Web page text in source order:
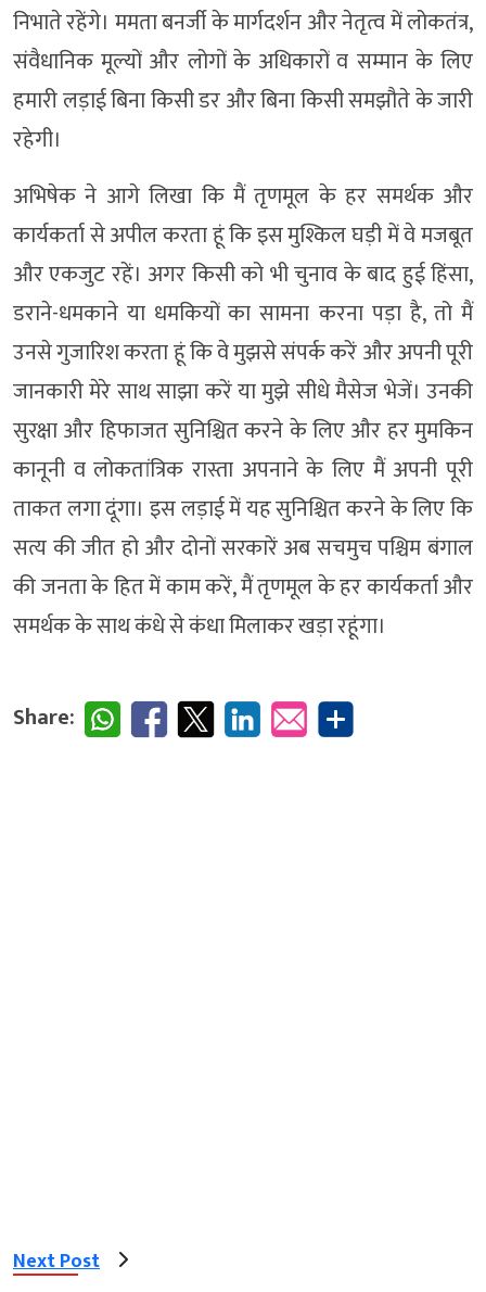
निभाते रहेंगे। ममता बनर्जी के मार्गदर्शन और नेतृत्व में लोकतंत्र,
संवैधानिक मूल्यों और लोगों के अधिकारों व सम्मान के लिए
हमारी लड़ाई बिना किसी डर और बिना किसी समझौते के जारी
रहेगी।
अभिषेक ने आगे लिखा कि मैं तृणमूल के हर समर्थक और
कार्यकर्ता से अपील करता हूं कि इस मुश्किल घड़ी में वे मजबूत
और एकजुट रहें। अगर किसी को भी चुनाव के बाद हुई हिंसा,
डराने-धमकाने या धमकियों का सामना करना पड़ा है, तो मैं
उनसे गुजारिश करता हूं कि वे मुझसे संपर्क करें और अपनी पूरी
जानकारी मेरे साथ साझा करें या मुझे सीधे मैसेज भेजें। उनकी
सुरक्षा और हिफाजत सुनिश्चित करने के लिए और हर मुमकिन
कानूनी व लोकतांत्रिक रास्ता अपनाने के लिए मैं अपनी पूरी
ताकत लगा दूंगा। इस लड़ाई में यह सुनिश्चित करने के लिए कि
सत्य की जीत हो और दोनों सरकारें अब सचमुच पश्चिम बंगाल
की जनता के हित में काम करें, मैं तृणमूल के हर कार्यकर्ता और
समर्थक के साथ कंधे से कंधा मिलाकर खड़ा रहूंगा।
Share:
Next Post